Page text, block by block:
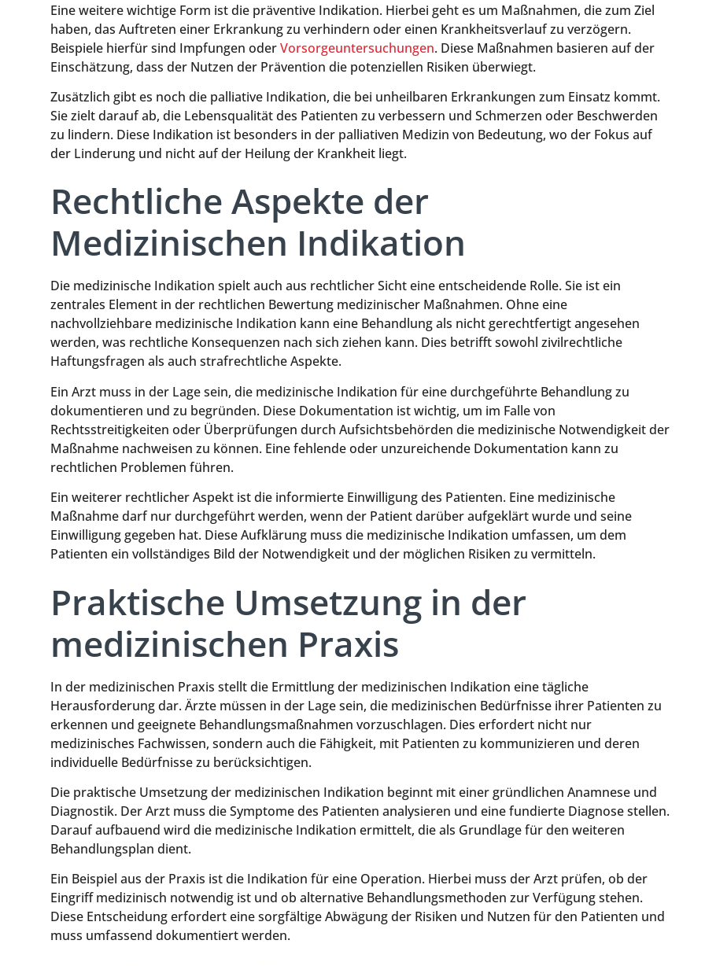
Eine weitere wichtige Form ist die präventive Indikation. Hierbei geht es um Maßnahmen, die zum Ziel
haben, das Auftreten einer Erkrankung zu verhindern oder einen Krankheitsverlauf zu verzögern.
Beispiele hierfür sind Impfungen oderVorsorgeuntersuchungen. Diese Maßnahmen basieren auf der
Einschätzung, dass der Nutzen der Prävention die potenziellen Risiken überwiegt.
Zusätzlich gibt es noch die palliative Indikation, die bei unheilbaren Erkrankungen zum Einsatz kommt.
Sie zielt darauf ab, die Lebensqualität des Patienten zu verbessern und Schmerzen oder Beschwerden
zu lindern. Diese Indikation ist besonders in der palliativen Medizin von Bedeutung, wo der Fokus auf
der Linderung und nicht auf der Heilung der Krankheit liegt.
Rechtliche Aspekte der
Medizinischen Indikation
Die medizinische Indikation spielt auch aus rechtlicher Sicht eine entscheidende Rolle. Sie ist ein
zentrales Element in der rechtlichen Bewertung medizinischer Maßnahmen. Ohne eine
nachvollziehbare medizinische Indikation kann eine Behandlung als nicht gerechtfertigt angesehen
werden, was rechtliche Konsequenzen nach sich ziehen kann. Dies betrifft sowohl zivilrechtliche
Haftungsfragen als auch strafrechtliche Aspekte.
Ein Arzt muss in der Lage sein, die medizinische Indikation für eine durchgeführte Behandlung zu
dokumentieren und zu begründen. Diese Dokumentation ist wichtig, um im Falle von
Rechtsstreitigkeiten oder Überprüfungen durch Aufsichtsbehörden die medizinische Notwendigkeit der
Maßnahme nachweisen zu können. Eine fehlende oder unzureichende Dokumentation kann zu
rechtlichen Problemen führen.
Ein weiterer rechtlicher Aspekt ist die informierte Einwilligung des Patienten. Eine medizinische
Maßnahme darf nur durchgeführt werden, wenn der Patient darüber aufgeklärt wurde und seine
Einwilligung gegeben hat. Diese Aufklärung muss die medizinische Indikation umfassen, um dem
Patienten ein vollständiges Bild der Notwendigkeit und der möglichen Risiken zu vermitteln.
Praktische Umsetzung in der
medizinischen Praxis
In der medizinischen Praxis stellt die Ermittlung der medizinischen Indikation eine tägliche
Herausforderung dar. Ärzte müssen in der Lage sein, die medizinischen Bedürfnisse ihrer Patienten zu
erkennen und geeignete Behandlungsmaßnahmen vorzuschlagen. Dies erfordert nicht nur
medizinisches Fachwissen, sondern auch die Fähigkeit, mit Patienten zu kommunizieren und deren
individuelle Bedürfnisse zu berücksichtigen.
Die praktische Umsetzung der medizinischen Indikation beginnt mit einer gründlichen Anamnese und
Diagnostik. Der Arzt muss die Symptome des Patienten analysieren und eine fundierte Diagnose stellen.
Darauf aufbauend wird die medizinische Indikation ermittelt, die als Grundlage für den weiteren
Behandlungsplan dient.
Ein Beispiel aus der Praxis ist die Indikation für eine Operation. Hierbei muss der Arzt prüfen, ob der
Eingriff medizinisch notwendig ist und ob alternative Behandlungsmethoden zur Verfügung stehen.
Diese Entscheidung erfordert eine sorgfältige Abwägung der Risiken und Nutzen für den Patienten und
muss umfassend dokumentiert werden.